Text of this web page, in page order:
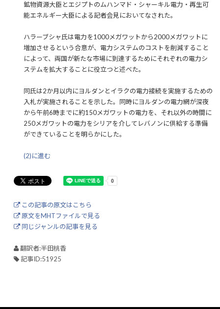
鉱物資源大臣とエジプトのムハンマド・シャーキル電力・再生可
能エネルギー大臣による記者会見においてなされた。
ハラーブシャ氏は電力を1000メガワットから2000メガワットに
増加させるという合意が、電力システムのコストを削減すること
によって、両国が新たな市場に到達するためにそれぞれの電力シ
ステムを拡大することに役立つと述べた。
同氏は2か月以内にヨルダンとイラクの電力接続を実施するための
入札が実施されることを示した。同時にヨルダンの電力網が深夜
から午前6時までに約150メガワットの電力を、それ以外の時間に
250メガワットの電力をシリアを介してレバノンに供給する準備
ができていることを明らかにした。
(2)に進む
この記事の原文はこちら
原文をMHTファイルで見る
同じジャンルの記事を見る
翻訳者:半田桃香
記事ID:51925